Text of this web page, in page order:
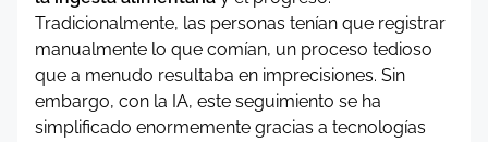
Tradicionalmente, las personas tenían que registrar
manualmente lo que comían, un proceso tedioso
que a menudo resultaba en imprecisiones. Sin
embargo, con la IA, este seguimiento se ha
simplificado enormemente gracias a tecnologías